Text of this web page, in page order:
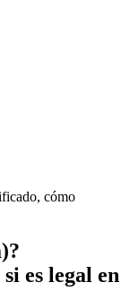
cómo
es legal en